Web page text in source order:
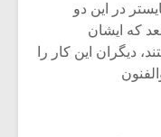
در این دو
که ایشان
دیگران این کار را